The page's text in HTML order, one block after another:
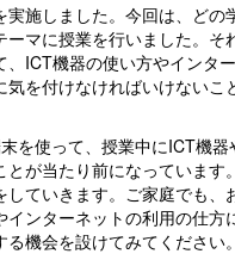
施しました。今回は、どの
ーマに授業を行いました。そ
、ICT機器の使い方やインタ
気を付けなければいけないこ
を使って、授業中にICT機器
とが当たり前になっています
していきます。ご家庭でも、
インターネットの利用の仕方
る機会を設けてみてください。